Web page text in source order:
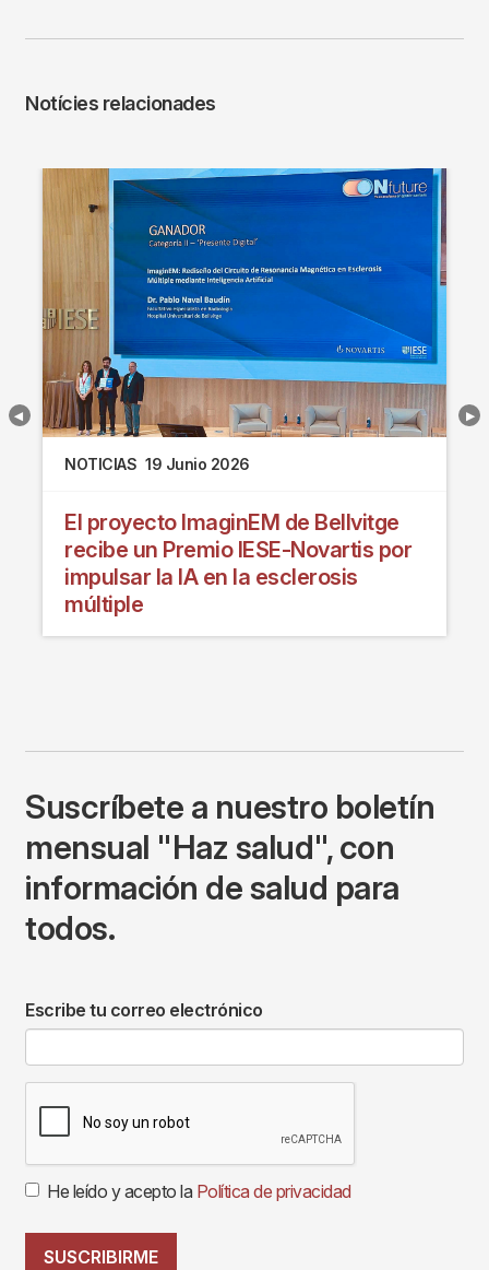
Notícies relacionades
NOTICIAS 19 Junio 2026
El proyecto ImaginEM de Bellvitge
recibe un Premio IESE-Novartis por
impulsar la IA en la esclerosis
múltiple
Suscríbete a nuestro boletín
mensual "Haz salud", con
información de salud para
todos.
Escribe tu correo electrónico
He leído y acepto la Política de privacidad
SUSCRIBIRME